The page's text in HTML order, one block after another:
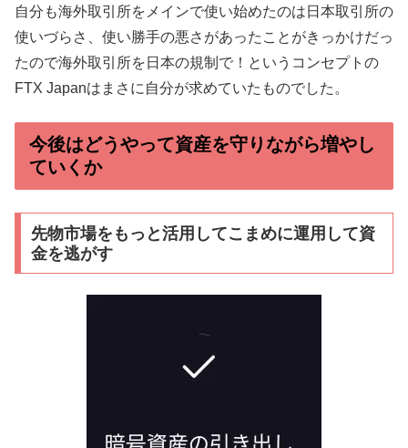
自分も海外取引所をメインで使い始めたのは日本取引所の
使いづらさ、使い勝手の悪さがあったことがきっかけだっ
たので海外取引所を日本の規制で！というコンセプトの
FTX Japanはまさに自分が求めていたものでした。
今後はどうやって資産を守りながら増やし
ていくか
先物市場をもっと活用してこまめに運用して資
金を逃がす